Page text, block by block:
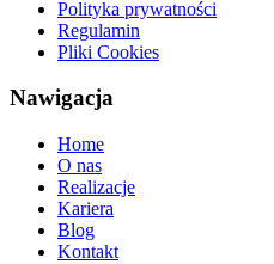
Polityka prywatności
Regulamin
Pliki Cookies
Nawigacja
Home
O nas
Realizacje
Kariera
Blog
Kontakt